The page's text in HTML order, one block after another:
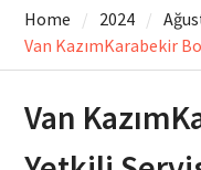
Home 2024
Van KazımKarabekir
Van